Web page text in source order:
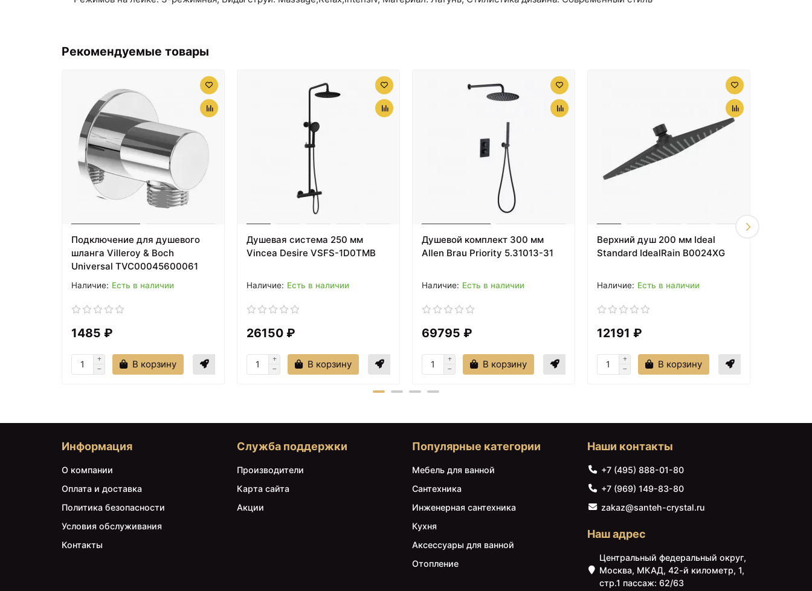
Рекомендуемые товары
Подключение для душевого
шланга Villeroy & Boch
Universal TVC00045600061
Есть в наличии
1485 ₽
В корзину
Душевая система 250 мм
Vincea Desire VSFS-1D0TMB
Есть в наличии
26150 ₽
В корзину
Душевой комплект 300 мм
Allen Brau Priority 5.31013-31
Есть в наличии
69795 ₽
В корзину
Верхний душ 200 мм Ideal
Standard IdealRain B0024XG
Есть в наличии
12191 ₽
В корзину
Информация
О компании
Оплата и доставка
Политика безопасности
Условия обслуживания
Контакты
Служба поддержки
Производители
Карта сайта
Акции
Популярные категории
Мебель для ванной
Сантехника
Инженерная сантехника
Кухня
Аксессуары для ванной
Отопление
Наши контакты
+7 (495) 888-01-80
+7 (969) 149-83-80
zakaz@santeh-crystal.ru
Наш адрес
Центральный федеральный округ,
Москва, МКАД, 42-й километр, 1,
стр.1 пассаж: 62/63